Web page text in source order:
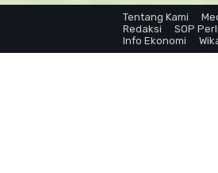
Tentang Kami
Redaksi
SOP
Info Ekonomi